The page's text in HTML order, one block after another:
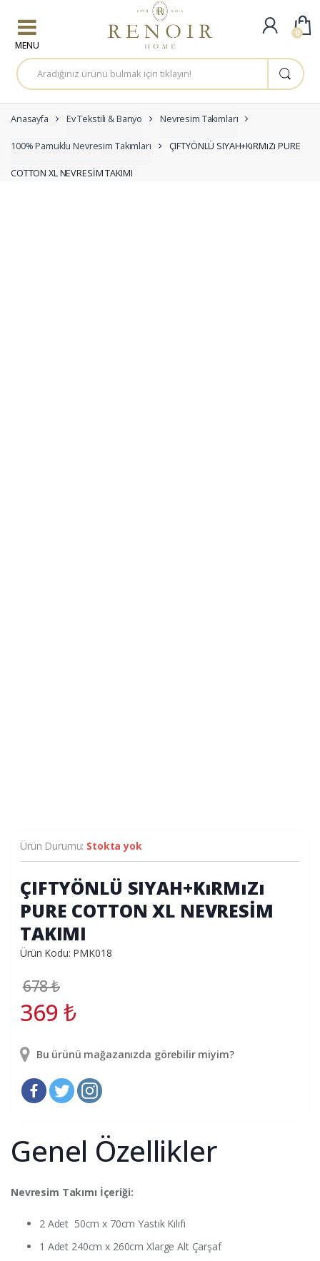
A
r
a
a
:
Anasayfa Ev Tekstili & Banyo Nevresim Takımları
100% Pamuklu Nevresim Takımları ÇIFTYÖNLÜ SIYAH+KıRMıZı PURE
COTTON XL NEVRESİM TAKIMI
Ürün Durumu: Stokta yok
ÇIFTYÖNLÜ SIYAH+KıRMıZı
PURE COTTON XL NEVRESİM
TAKIMI
Ürün Kodu: PMK018
678₺
369₺
Bu ürünü mağazanızda görebilir miyim?
Genel Özellikler
Nevresim Takımı İçeriği:
2 Adet 50cm x 70cm Yastık Kılıfı
1 Adet 240cm x 260cm Xlarge Alt Çarşaf
0